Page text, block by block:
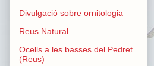
Divulgació sobre ornitologia
Reus Natural
Ocells a les basses del Pedret
(Reus)